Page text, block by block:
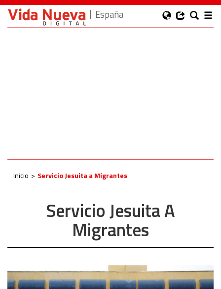
España
Inicio Servicio Jesuita a Migrantes
Servicio Jesuita A
Migrantes